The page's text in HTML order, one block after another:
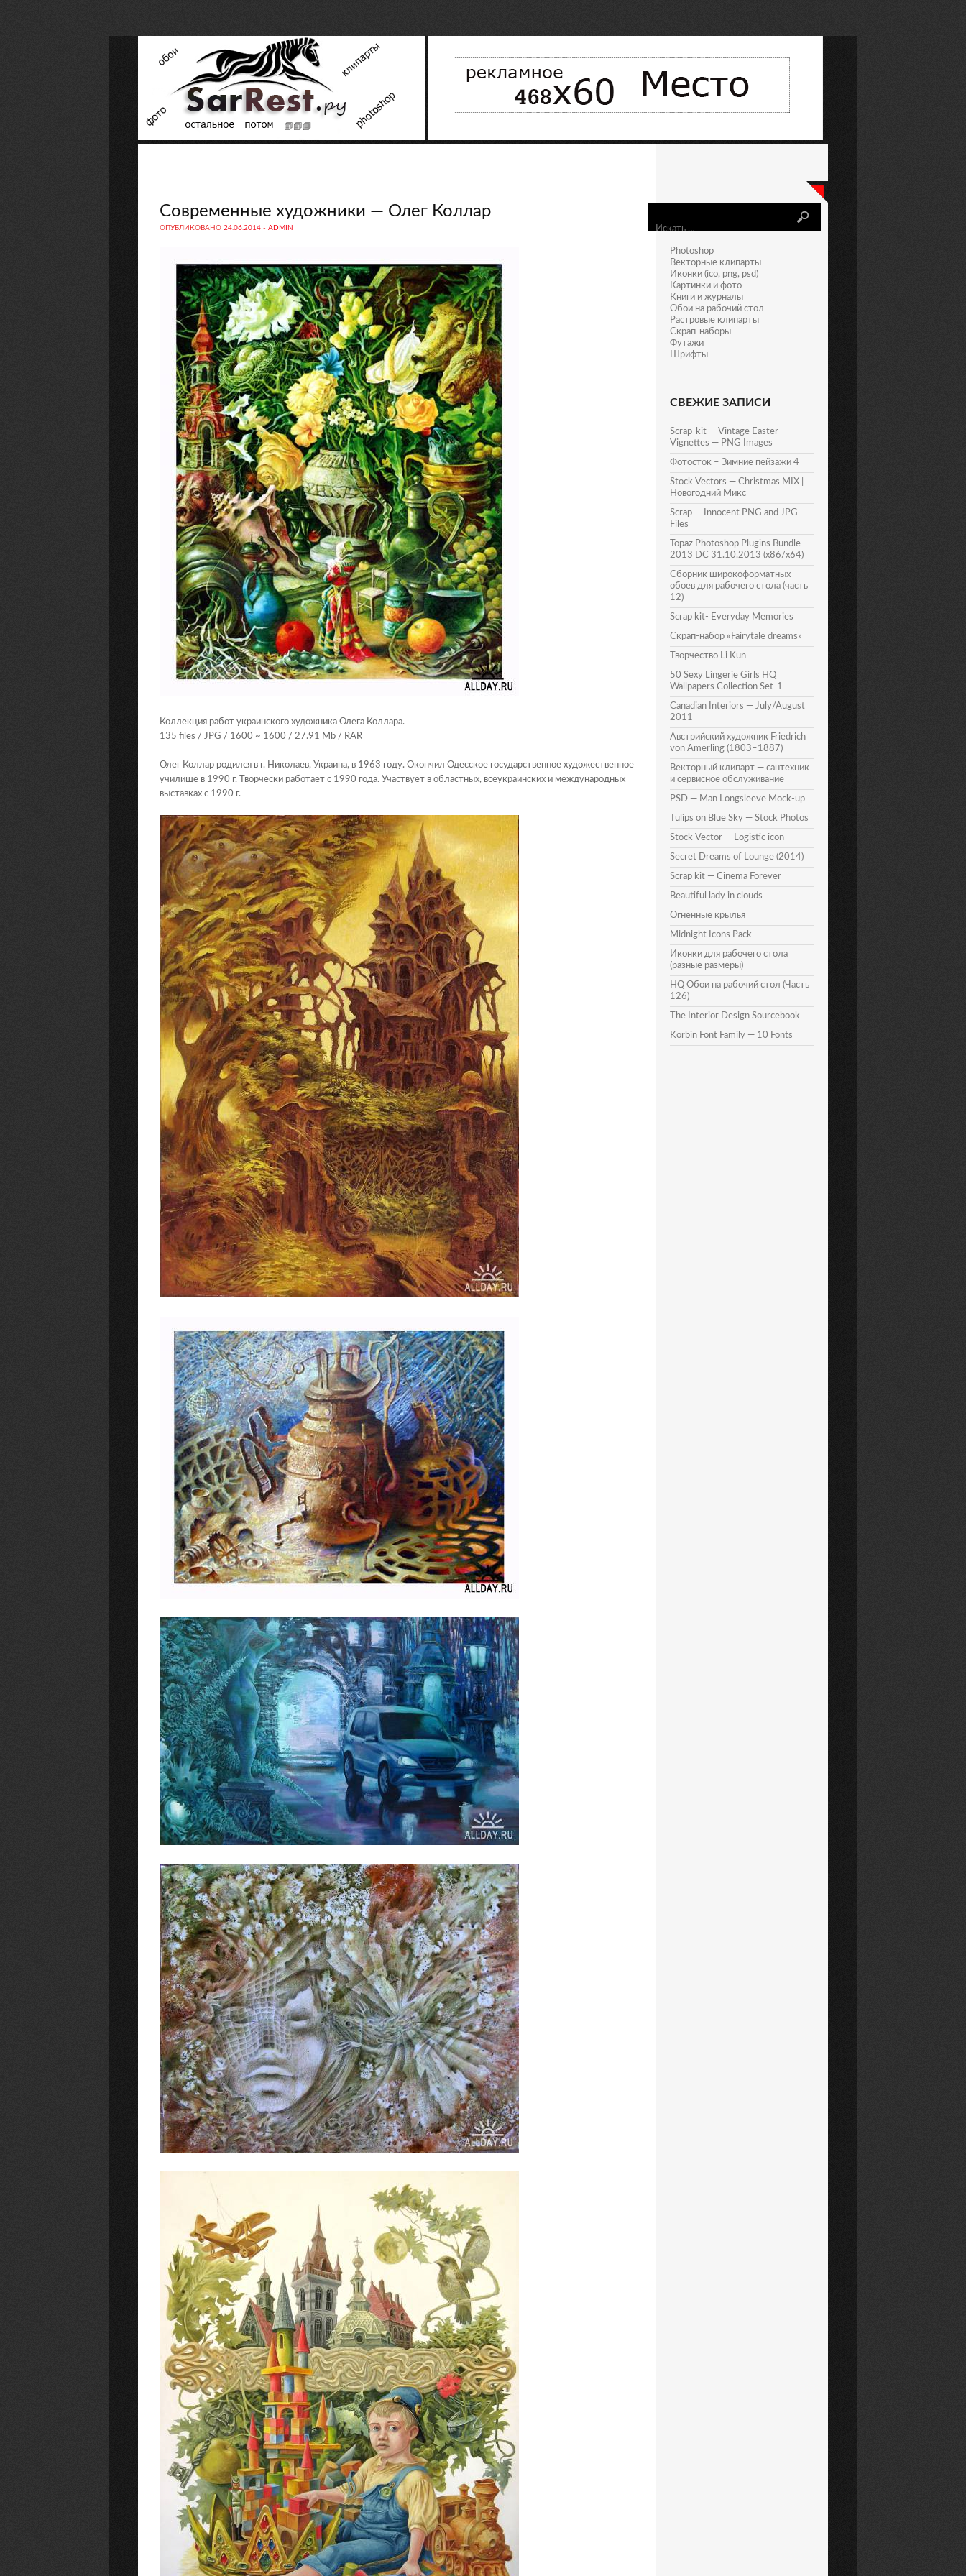
Современные художники — Олег Коллар
ОПУБЛИКОВАНО 24.06.2014 - ADMIN
Коллекция работ украинского художника Олега Коллара.
135 files / JPG / 1600 ~ 1600 / 27.91 Mb / RAR
Олег Коллар родился в г. Николаев, Украина, в 1963 году. Окончил Одесское государственное художественное
училище в 1990 г. Творчески работает с 1990 года. Участвует в областных, всеукраинских и международных
выставках с 1990 г.
Photoshop
Векторные клипарты
Иконки (ico, png, psd)
Картинки и фото
Книги и журналы
Обои на рабочий стол
Растровые клипарты
Скрап-наборы
Футажи
Шрифты
СВЕЖИЕ ЗАПИСИ
Scrap-kit — Vintage Easter
Vignettes — PNG Images
Фотосток – Зимние пейзажи 4
Stock Vectors — Christmas MIX |
Новогодний Микс
Scrap — Innocent PNG and JPG
Files
Topaz Photoshop Plugins Bundle
2013 DC 31.10.2013 (x86/x64)
Сборник широкоформатных
обоев для рабочего стола (часть
12)
Scrap kit- Everyday Memories
Скрап-набор «Fairytale dreams»
Творчество Li Kun
50 Sexy Lingerie Girls HQ
Wallpapers Collection Set-1
Canadian Interiors — July/August
2011
Австрийский художник Friedrich
von Amerling (1803–1887)
Векторный клипарт — сантехник
и сервисное обслуживание
PSD — Man Longsleeve Mock-up
Tulips on Blue Sky — Stock Photos
Stock Vector — Logistic icon
Secret Dreams of Lounge (2014)
Scrap kit — Cinema Forever
Beautiful lady in clouds
Огненные крылья
Midnight Icons Pack
Иконки для рабочего стола
(разные размеры)
HQ Обои на рабочий стол (Часть
126)
The Interior Design Sourcebook
Korbin Font Family — 10 Fonts